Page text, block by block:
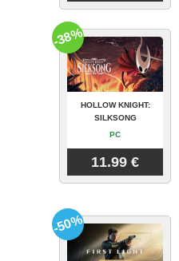
HOLLOW KNIGHT:
SILKSONG
PC
11.99 €
-38%
-50%